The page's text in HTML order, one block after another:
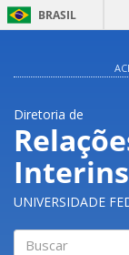
BRASIL
Diretoria de
UNIVERSIDADE